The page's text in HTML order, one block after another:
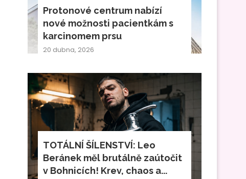
Protonové centrum nabízí
nové možnosti pacientkám s
karcinomem prsu
20 dubna, 2026
TOTÁLNÍ ŠÍLENSTVÍ: Leo
Beránek měl brutálně zaútočit
v Bohnicích! Krev, chaos a...